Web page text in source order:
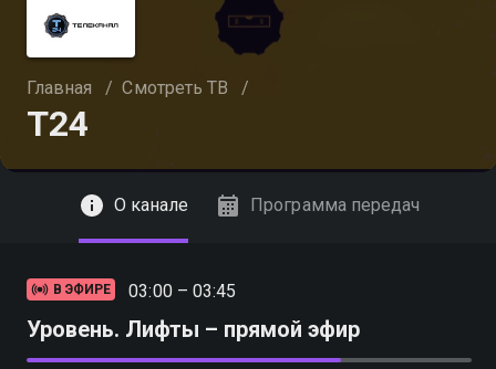
Главная / Смотреть ТВ /
Т24
О канале Программа передач
В ЭФИРЕ 03:00 – 03:45
Уровень. Лифты – прямой эфир